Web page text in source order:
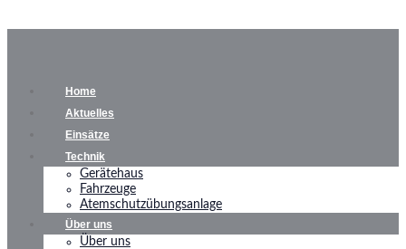
Home
Aktuelles
Einsätze
Technik
Gerätehaus
Fahrzeuge
Atemschutzübungsanlage
Über uns
Über uns